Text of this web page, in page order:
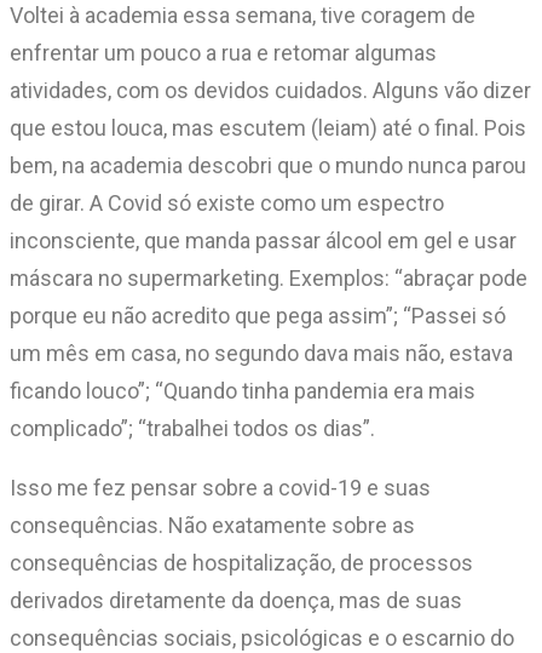
Voltei à academia essa semana, tive coragem de
enfrentar um pouco a rua e retomar algumas
atividades, com os devidos cuidados. Alguns vão dizer
que estou louca, mas escutem (leiam) até o final. Pois
bem, na academia descobri que o mundo nunca parou
de girar. A Covid só existe como um espectro
inconsciente, que manda passar álcool em gel e usar
máscara no supermarketing. Exemplos: “abraçar pode
porque eu não acredito que pega assim”; “Passei só
um mês em casa, no segundo dava mais não, estava
ficando louco”; “Quando tinha pandemia era mais
complicado”; “trabalhei todos os dias”.
Isso me fez pensar sobre a covid-19 e suas
consequências. Não exatamente sobre as
consequências de hospitalização, de processos
derivados diretamente da doença, mas de suas
consequências sociais, psicológicas e o escarnio do